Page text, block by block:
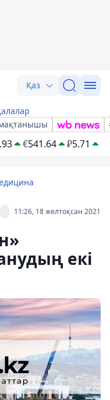
Қаз
€541.64 ₽5.71
11:26, 18 желтоқсан 2021
екі